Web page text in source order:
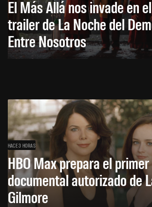
El Más Allá nos invade en
trailer de La Noche del
Entre Nosotros
HACE 3 HORAS
HBO Max prepara el primer
documental autorizado de
Gilmore